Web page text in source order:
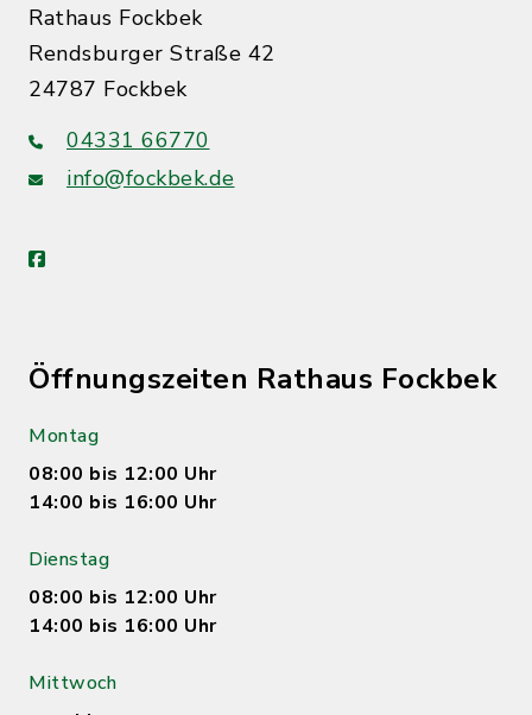
Rathaus Fockbek
Rendsburger Straße 42
24787 Fockbek
04331 66770
info@fockbek.de
facebook
Öffnungszeiten Rathaus Fockbek
Montag
08:00 bis 12:00 Uhr
14:00 bis 16:00 Uhr
Dienstag
08:00 bis 12:00 Uhr
14:00 bis 16:00 Uhr
Mittwoch